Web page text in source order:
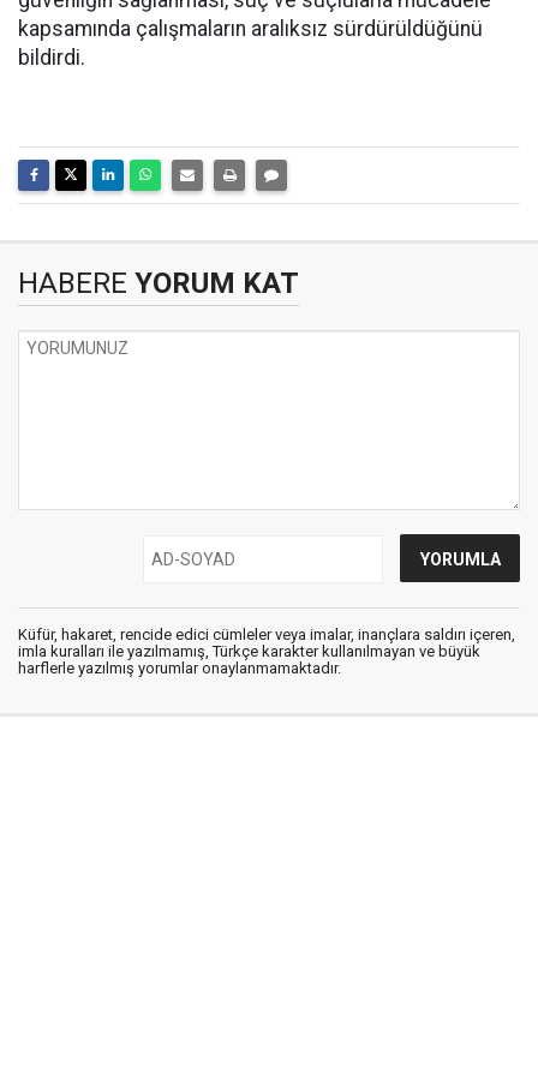
kapsamında çalışmaların aralıksız sürdürüldüğünü
bildirdi.
HABERE YORUM KAT
Küfür, hakaret, rencide edici cümleler veya imalar, inançlara saldırı içeren,
imla kuralları ile yazılmamış, Türkçe karakter kullanılmayan ve büyük
harflerle yazılmış yorumlar onaylanmamaktadır.